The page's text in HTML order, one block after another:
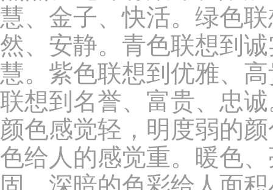
慧、金子、快活。绿色
然、安静。青色联想到
慧。紫色联想到优雅、
联想到名誉、富贵、忠
颜色感觉轻，明度弱的
色给人的感觉重。暖色